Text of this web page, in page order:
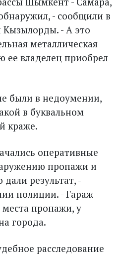
- сообщили в
- А это
металлическая
ее владелец приобрел
были в недоумении,
в буквальном
краже.
оперативные
пропажи и
результат, -
полиции. - Гараж
пропажи, у
города.
расследование